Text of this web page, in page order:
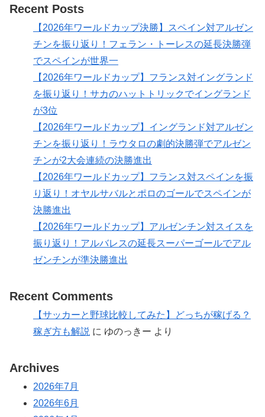
Recent Posts
【2026年ワールドカップ決勝】スペイン対アルゼン
チンを振り返り！フェラン・トーレスの延長決勝弾
でスペインが世界一
【2026年ワールドカップ】フランス対イングランド
を振り返り！サカのハットトリックでイングランド
が3位
【2026年ワールドカップ】イングランド対アルゼン
チンを振り返り！ラウタロの劇的決勝弾でアルゼン
チンが2大会連続の決勝進出
【2026年ワールドカップ】フランス対スペインを振
り返り！オヤルサバルとポロのゴールでスペインが
決勝進出
【2026年ワールドカップ】アルゼンチン対スイスを
振り返り！アルバレスの延長スーパーゴールでアル
ゼンチンが準決勝進出
Recent Comments
【サッカーと野球比較してみた】どっちが稼げる？
稼ぎ方も解説 に ゆのっきー より
Archives
2026年7月
2026年6月